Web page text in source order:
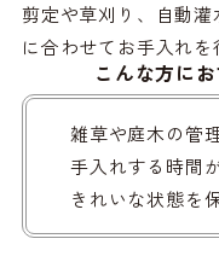
剪定や草刈り、自動
に合わせてお手入れを
こんな方に
雑草や庭木の管
手入れする時間
きれいな状態を